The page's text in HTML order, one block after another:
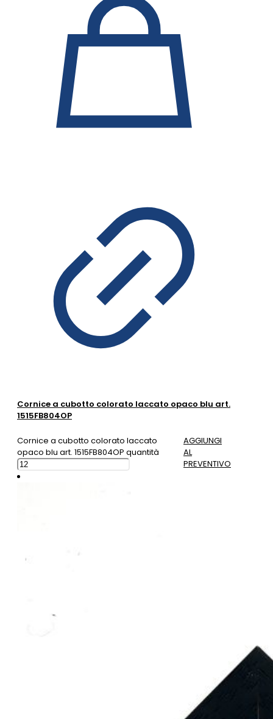
Cornice a cubotto colorato laccato opaco blu art.
1515FB804OP
Cornice a cubotto colorato laccato
opaco blu art. 1515FB804OP quantità
AGGIUNGI
AL
PREVENTIVO